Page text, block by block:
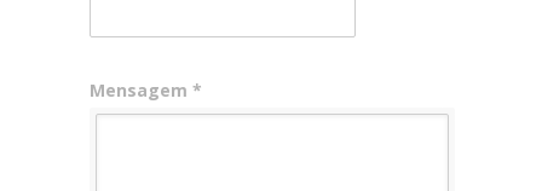
Mensagem *